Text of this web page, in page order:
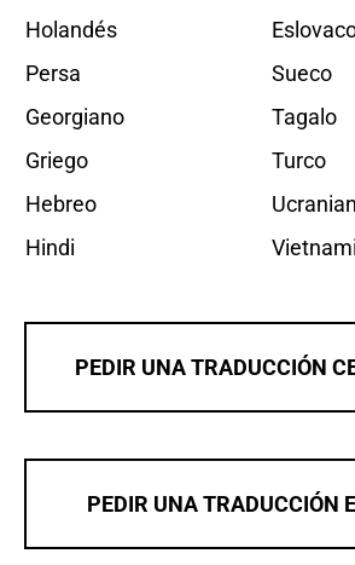
Holandés
Persa
Georgiano
Griego
Hebreo
Hindi
Sueco
Tagalo
Turco
PEDIR UNA TRADUCCIÓN
PEDIR UNA TRADUCCIÓN